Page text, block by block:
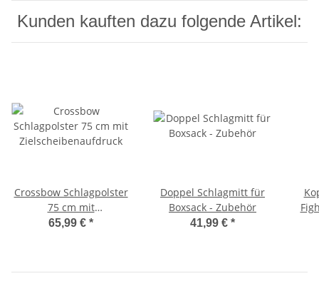
Kunden kauften dazu folgende Artikel:
Crossbow Schlagpolster
75 cm mit
Zielscheibenaufdruck
65,99 € *
Doppel Schlagmitt für
Boxsack - Zubehör
41,99 € *